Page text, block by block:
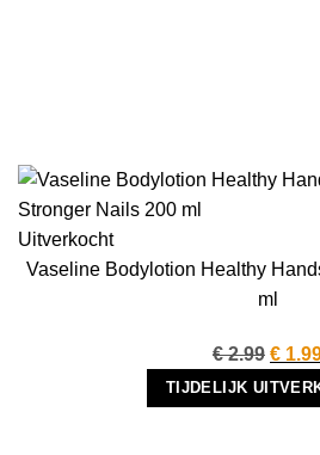
Uitverkocht
Vaseline Bodylotion Healthy
ml
€2.99
prijs
was:
€
TIJDELIJK